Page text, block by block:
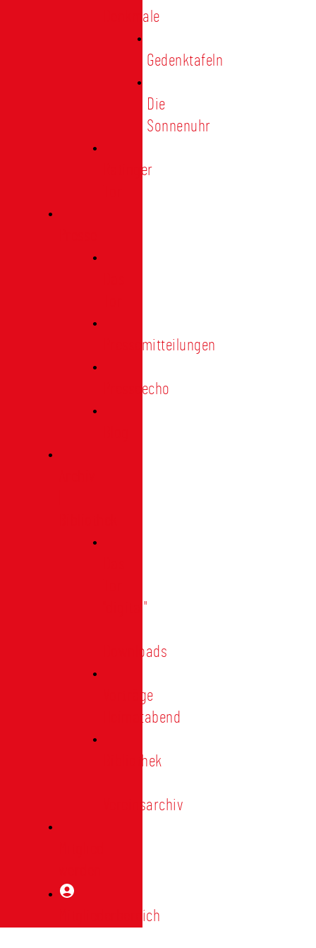
Denkmale
Gedenktafeln
Die
Sonnenuhr
Ratinger
Pressemitteilungen
Presseecho
"digital"
Downloads
Vorträge
Heimatabend
Bibliothek
Vereinsarchiv
Mitgliederbereich